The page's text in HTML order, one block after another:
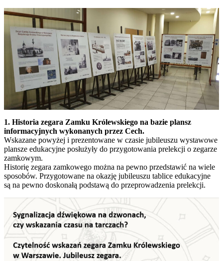
1. Historia zegara Zamku Królewskiego na bazie plansz
informacyjnych wykonanych przez Cech.
Wskazane powyżej i prezentowane w czasie jubileuszu wystawowe
plansze edukacyjne posłużyły do przygotowania prelekcji o zegarze
zamkowym.
Historię zegara zamkowego można na pewno przedstawić na wiele
sposobów. Przygotowane na okazję jubileuszu tablice edukacyjne
są na pewno doskonałą podstawą do przeprowadzenia prelekcji.